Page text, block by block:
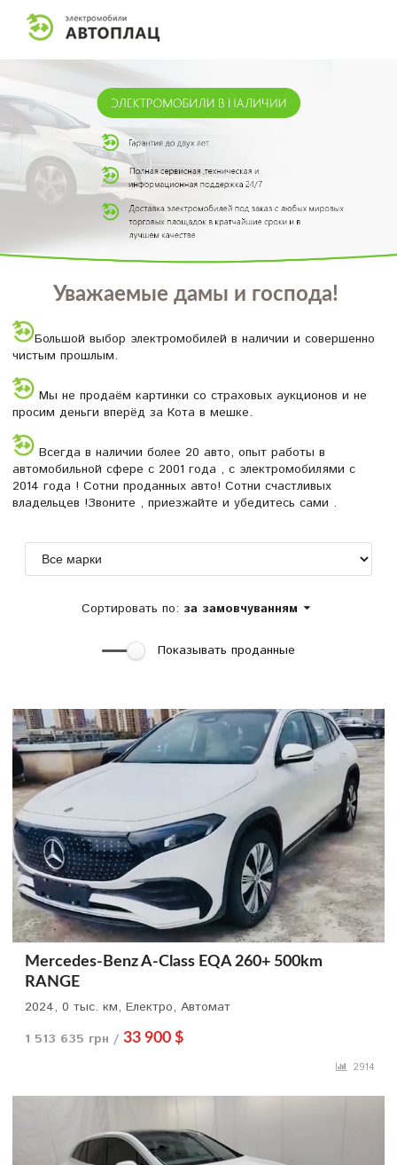
Уважаемые дамы и господа!
Большой выбор электромобилей в наличии и совершенно
чистым прошлым.
Мы не продаём картинки со страховых аукционов и не
просим деньги вперёд за Кота в мешке.
Всегда в наличии более 20 авто, опыт работы в
автомобильной сфере с 2001 года , с электромобилями с
2014 года ! Сотни проданных авто! Сотни счастливых
владельцев !Звоните , приезжайте и убедитесь сами .
Сортировать по: за замовчуванням
Показывать проданные
Mercedes-Benz A-Class EQA 260+ 500km
RANGE
2024, 0 тыс. км, Електро, Автомат
1 513 635 грн / 33 900 $
2914